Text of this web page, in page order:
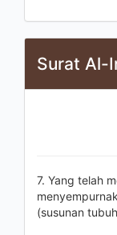
Surat Al-
7. Yang telah
(susunan